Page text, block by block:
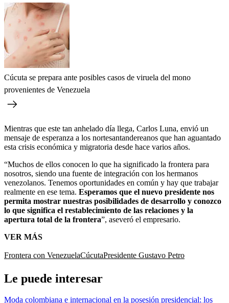
Cúcuta se prepara ante posibles casos de viruela del mono
provenientes de Venezuela
Mientras que este tan anhelado día llega, Carlos Luna, envió un
mensaje de esperanza a los nortesantandereanos que han aguantado
esta crisis económica y migratoria desde hace varios años.
“Muchos de ellos conocen lo que ha significado la frontera para
nosotros, siendo una fuente de integración con los hermanos
venezolanos. Tenemos oportunidades en común y hay que trabajar
realmente en ese tema. Esperamos que el nuevo presidente nos
permita mostrar nuestras posibilidades de desarrollo y conozco
lo que significa el restablecimiento de las relaciones y la
apertura total de la frontera”, aseveró el empresario.
VER MÁS
Frontera con VenezuelaCúcutaPresidente Gustavo Petro
Le puede interesar
Moda colombiana e internacional en la posesión presidencial: los